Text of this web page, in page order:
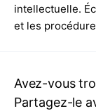
intellectuelle.
et les
Avez-vous
Partagez-le